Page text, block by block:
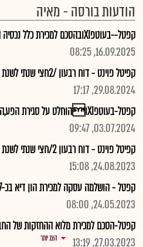
הודעות בורסה - מאיה
קפטל--בעוטפXIובהסכם למכירת כלל נכסיה העיקריים לקרדנל,פרטים
16.09.2025, 08:25
קפיטל פוינט - דוח רבעון /2חצי שנתי לשנת 2024
29.08.2024, 17:17
קפטל-בעוטפXIוהוחלט על סגירת הפע,החב צפויה לרשום הפסד כ28מ'שח
03.07.2024, 09:47
קפיטל פוינט - דוח רבעון 2/חצי שנתי לשנת 2023
24.08.2023, 15:08
קפטל - הושלמה עסקה למכירת הון דיא בכ-5.7מ$
24.05.2023, 08:00
קפטל-הסכם למכירת מלוא ההחזקות של
27.03.2023, 13:19
הצג יותר